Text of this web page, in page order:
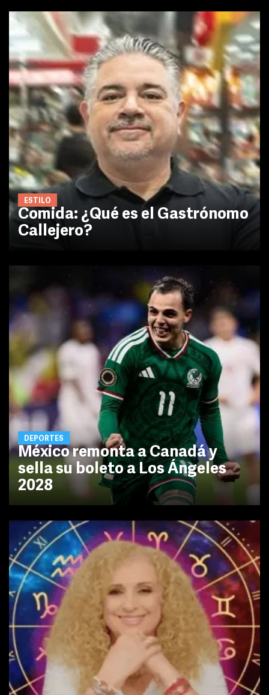
ESTILO
Comida: ¿Qué es el Gastrónomo
Callejero?
DEPORTES
México remonta a Canadá y
sella su boleto a Los Ángeles
2028